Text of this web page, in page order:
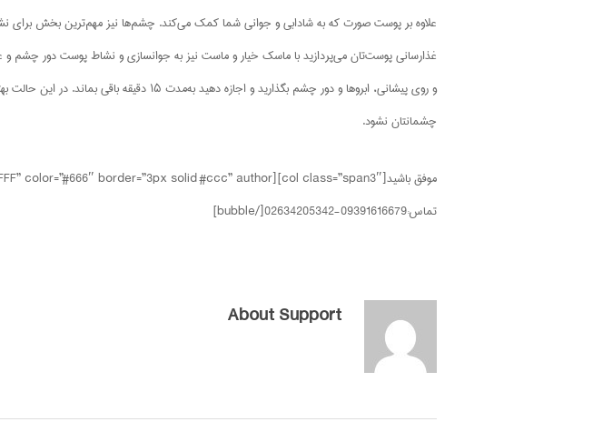
علاوه بر پوست صورت که به شادابی و جوانی شما کمک می‌کند. چشم‌ها نیز مهم‌ترین بخش برای
و روی پیشانی، ابروها و دور چشم بگذارید و
چشمانتان نشود.
تماس:09391616679-02634205342[/bubble]
AboutSupport